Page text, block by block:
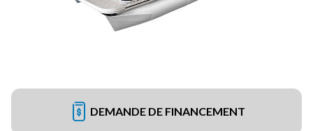
DEMANDE DE FINANCEMENT